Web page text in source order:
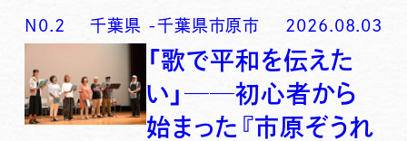
N0. 2 千葉県 -千葉県市原市 2026.08.03
「歌で平和を伝えた
い」──初心者から
始まった『市原ぞうれ